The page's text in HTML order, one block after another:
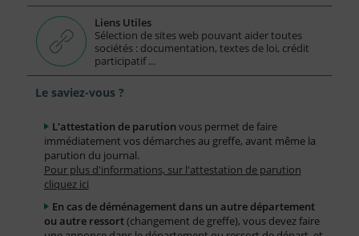
Liens Utiles
Sélection de sites web pouvant aider toutes
sociétés : documentation, textes de loi, crédit
participatif ...
Le saviez-vous ?
L'attestation de parution vous permet de faire
immédiatement vos démarches au greffe, avant même la
parution du journal.
Pour plus d'informations, sur l'attestation de parution
cliquez ici
En cas de déménagement dans un autre département
ou autre ressort(changement de greffe), vous devez faire